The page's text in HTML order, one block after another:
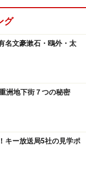
より徒歩1分
くスポットをご紹
容をご確認くださ
グ
名文豪漱石・鴎外・太
洲地下街７つの秘密
キー放送局5社の見学ポ